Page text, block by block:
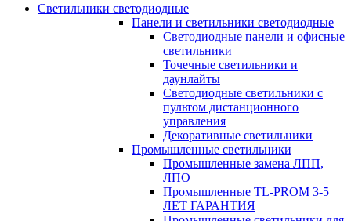
Светильники светодиодные
Панели и светильники светодиодные
Светодиодные панели и офисные
светильники
Точечные светильники и
даунлайты
Светодиодные светильники с
пультом дистанционного
управления
Декоративные светильники
Промышленные светильники
Промышленные замена ЛПП,
ЛПО
Промышленные TL-PROM 3-5
ЛЕТ ГАРАНТИЯ